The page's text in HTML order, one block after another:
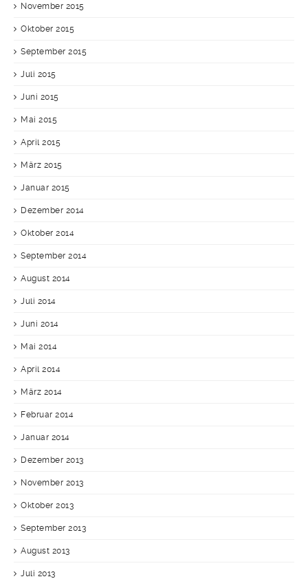
November 2015
Oktober 2015
September 2015
Juli 2015
Juni 2015
Mai 2015
April 2015
März 2015
Januar 2015
Dezember 2014
Oktober 2014
September 2014
August 2014
Juli 2014
Juni 2014
Mai 2014
April 2014
März 2014
Februar 2014
Januar 2014
Dezember 2013
November 2013
Oktober 2013
September 2013
August 2013
Juli 2013